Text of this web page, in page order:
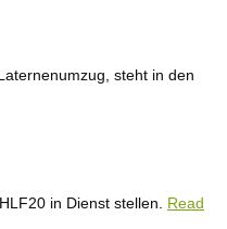
steht in den
in Dienst stellen. Read